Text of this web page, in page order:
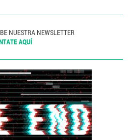
NUESTRA NEWSLETTER
AQUÍ